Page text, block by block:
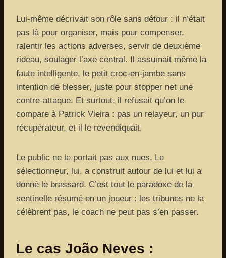
Lui-même décrivait son rôle sans détour : il n’était
pas là pour organiser, mais pour compenser,
ralentir les actions adverses, servir de deuxième
rideau, soulager l’axe central. Il assumait même la
faute intelligente, le petit croc-en-jambe sans
intention de blesser, juste pour stopper net une
contre-attaque. Et surtout, il refusait qu’on le
compare à Patrick Vieira : pas un relayeur, un pur
récupérateur, et il le revendiquait.
Le public ne le portait pas aux nues. Le
sélectionneur, lui, a construit autour de lui et lui a
donné le brassard. C’est tout le paradoxe de la
sentinelle résumé en un joueur : les tribunes ne la
célèbrent pas, le coach ne peut pas s’en passer.
Le cas João Neves :